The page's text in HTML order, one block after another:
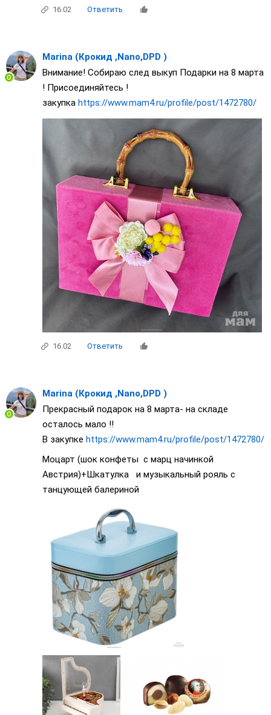
16.02 Ответить
Marina (Крокид ,Nano,DPD )
Внимание! Собираю след выкуп Подарки на 8 марта
! Присоединяйтесь !
закупка https://www.mam4.ru/profile/post/1472780/
16.02 Ответить
Marina (Крокид ,Nano,DPD )
Прекрасный подарок на 8 марта- на складе
осталось мало !!
В закупке https://www.mam4.ru/profile/post/1472780/
Моцарт (шок конфеты с марц начинкой
Австрия)+Шкатулка и музыкальный рояль с
танцующей балериной